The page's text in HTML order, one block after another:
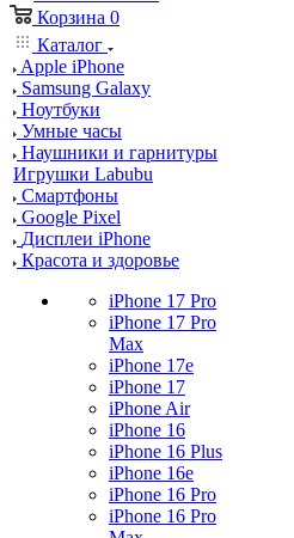
Корзина 0
Каталог
Apple iPhone
Samsung Galaxy
Ноутбуки
Умные часы
Наушники и гарнитуры
Игрушки Labubu
Смартфоны
Google Pixel
Дисплеи iPhone
Красота и здоровье
iPhone 17 Pro
iPhone 17 Pro
Max
iPhone 17e
iPhone 17
iPhone Air
iPhone 16
iPhone 16 Plus
iPhone 16e
iPhone 16 Pro
iPhone 16 Pro